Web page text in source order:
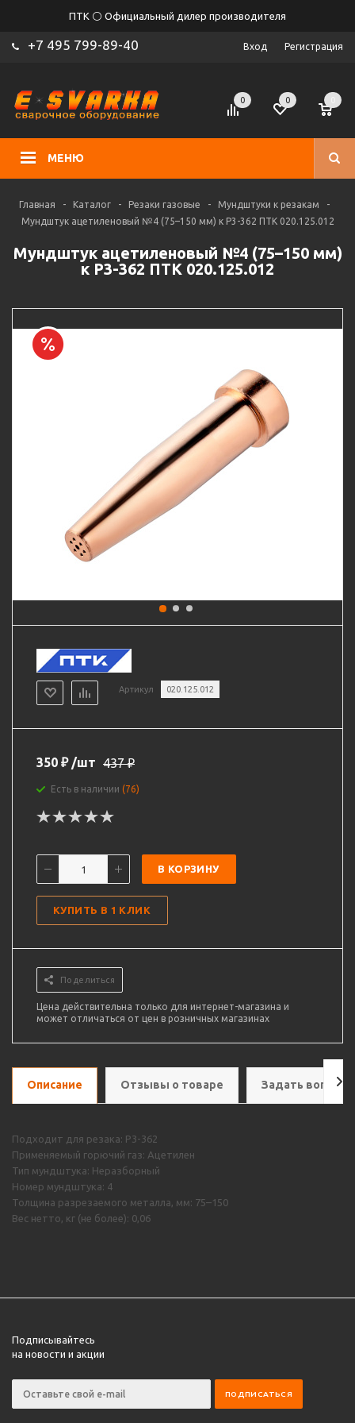
ПТК ⚪ Официальный дилер производителя
+7 495 799-89-40 Вход Регистрация
МЕНЮ
0 0
Главная - Каталог - Резаки газовые - Мундштуки к резакам
-
Мундштук ацетиленовый №4 (75–150 мм) к Р3-362 ПТК 020.125.012
Мундштук ацетиленовый №4 (75–150 мм)
к Р3-362 ПТК 020.125.012
Артикул 020.125.012
350 ₽ /шт 437₽
Есть в наличии (76)
В КОРЗИНУ
КУПИТЬ В 1 КЛИК
Поделиться
Цена действительна только для интернет-магазина и
может отличаться от цен в розничных магазинах
Описание Отзывы о товаре Задать вопрос
Подходит для резака: Р3-362
Применяемый горючий газ: Ацетилен
Тип мундштука: Неразборный
Номер мундштука: 4
Толщина разрезаемого металла, мм: 75–150
Вес нетто, кг (не более): 0,06
Подписывайтесь
на новости и акции